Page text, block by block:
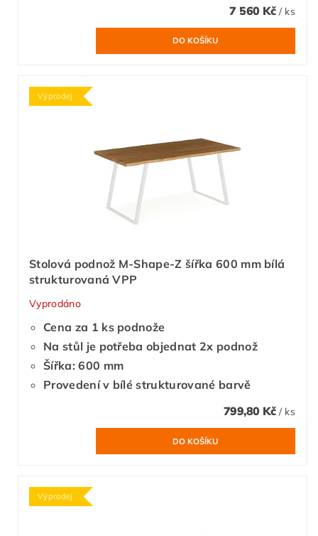
7 560 Kč / ks
Výprodej
Stolová podnož M-Shape-Z šířka 600 mm bílá
strukturovaná VPP
Vyprodáno
Cena za 1 ks podnože
Na stůl je potřeba objednat 2x podnož
Šířka: 600 mm
Provedení v bílé strukturované barvě
799,80 Kč / ks
Výprodej